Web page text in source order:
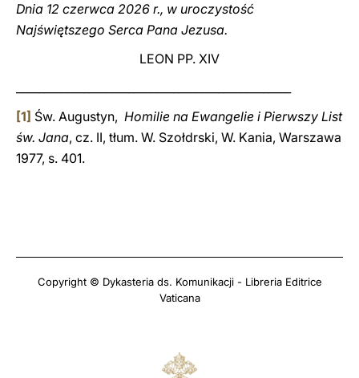
Dnia 12 czerwca 2026 r., w uroczystość
Najświętszego Serca Pana Jezusa.
LEON PP. XIV
[1] Św. Augustyn, Homilie na Ewangelie i Pierwszy List
św. Jana, cz. II, tłum. W. Szołdrski, W. Kania, Warszawa
1977, s. 401.
Copyright © Dykasteria ds. Komunikacji - Libreria Editrice
Vaticana